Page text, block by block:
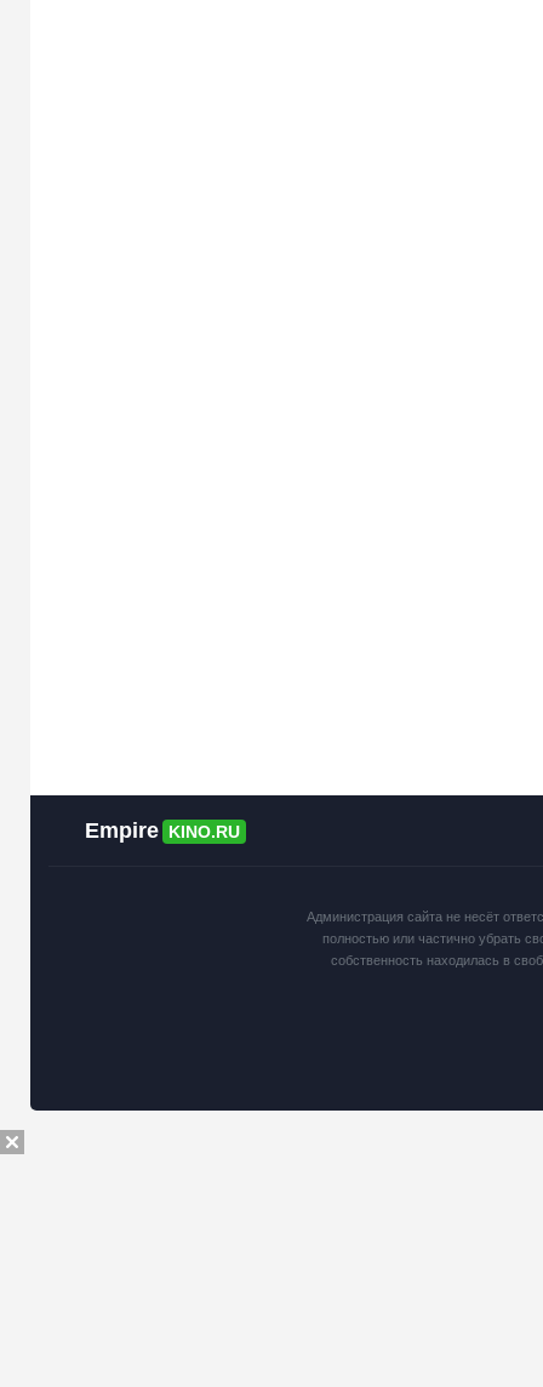
Empire KINO.RU
Администрация сайта не несёт
полностью или частично убрать
собственность находилась в